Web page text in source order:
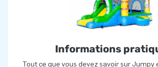
Informations
Tout ce que vous devez savoir sur Jumpy